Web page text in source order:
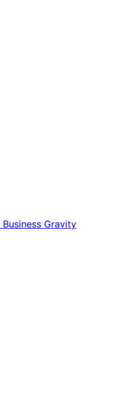
Business Gravity